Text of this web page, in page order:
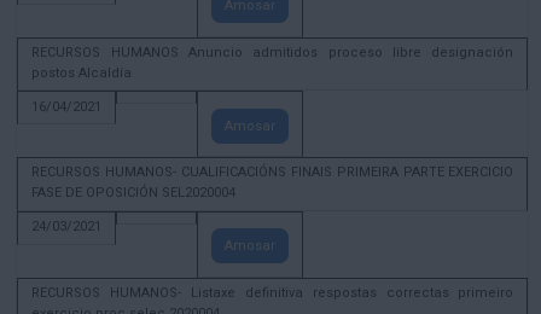
Amosar
RECURSOS HUMANOS Anuncio admitidos proceso libre designación
postos Alcaldía
16/04/2021
Amosar
RECURSOS HUMANOS- CUALIFICACIÓNS FINAIS PRIMEIRA PARTE EXERCICIO
FASE DE OPOSICIÓN SEL2020004
24/03/2021
Amosar
RECURSOS HUMANOS- Listaxe definitiva respostas correctas primeiro